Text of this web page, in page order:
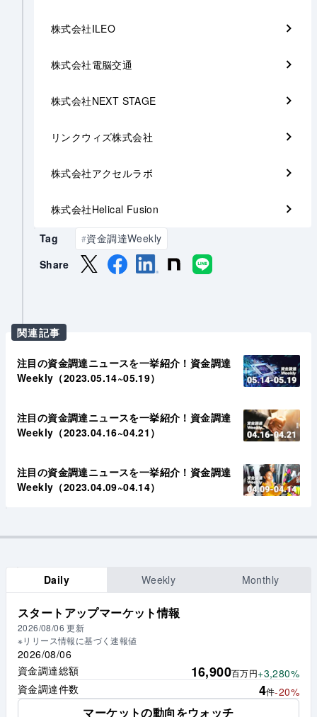
株式会社ILEO
株式会社電脳交通
株式会社NEXT STAGE
リンクウィズ株式会社
株式会社アクセルラボ
株式会社Helical Fusion
Tag #資金調達Weekly
Share
関連記事
注目の資金調達ニュースを一挙紹介！資金調達
Weekly（2023.05.14~05.19）
注目の資金調達ニュースを一挙紹介！資金調達
Weekly（2023.04.16~04.21）
注目の資金調達ニュースを一挙紹介！資金調達
Weekly（2023.04.09~04.14）
Daily Weekly Monthly
スタートアップマーケット情報
2026/08/06 更新
※リリース情報に基づく速報値
2026/08/06
資金調達総額
16,900百万円+3,280%
資金調達件数
4件-20%
マーケットの動向をウォッチ